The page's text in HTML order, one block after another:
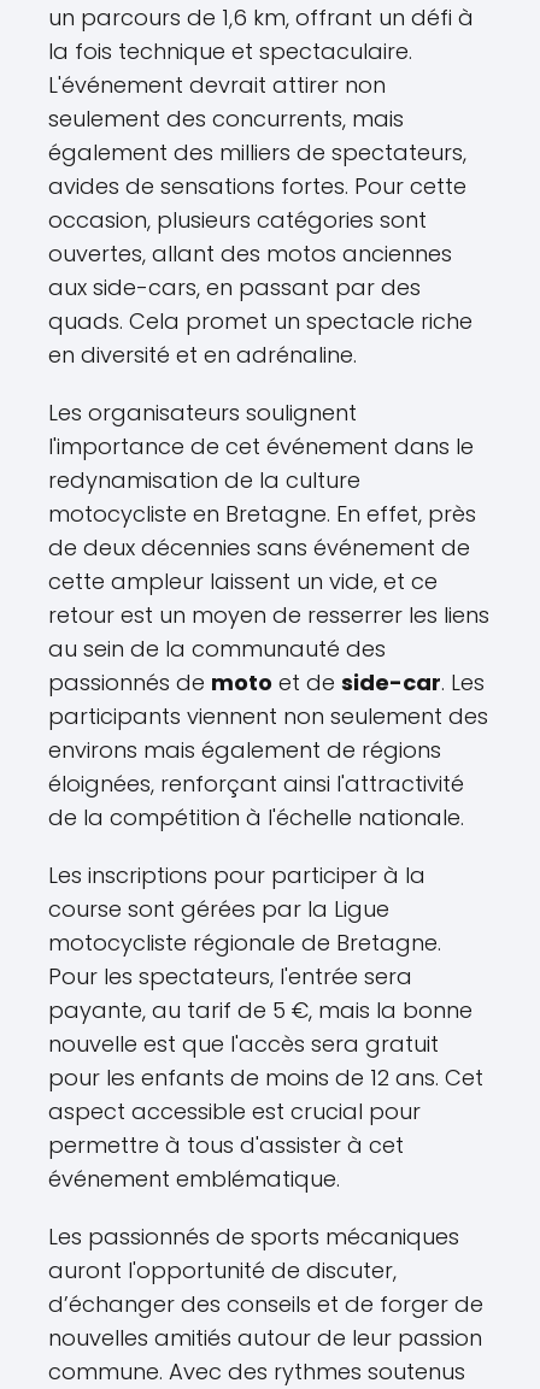
un parcours de 1,6 km, offrant un défi à
la fois technique et spectaculaire.
L'événement devrait attirer non
seulement des concurrents, mais
également des milliers de spectateurs,
avides de sensations fortes. Pour cette
occasion, plusieurs catégories sont
ouvertes, allant des motos anciennes
aux side-cars, en passant par des
quads. Cela promet un spectacle riche
en diversité et en adrénaline.
Les organisateurs soulignent
l'importance de cet événement dans le
redynamisation de la culture
motocycliste en Bretagne. En effet, près
de deux décennies sans événement de
cette ampleur laissent un vide, et ce
retour est un moyen de resserrer les liens
au sein de la communauté des
passionnés de moto et de side-car. Les
participants viennent non seulement des
environs mais également de régions
éloignées, renforçant ainsi l'attractivité
de la compétition à l'échelle nationale.
Les inscriptions pour participer à la
course sont gérées par la Ligue
motocycliste régionale de Bretagne.
Pour les spectateurs, l'entrée sera
payante, au tarif de 5 €, mais la bonne
nouvelle est que l'accès sera gratuit
pour les enfants de moins de 12 ans. Cet
aspect accessible est crucial pour
permettre à tous d'assister à cet
événement emblématique.
Les passionnés de sports mécaniques
auront l'opportunité de discuter,
d’échanger des conseils et de forger de
nouvelles amitiés autour de leur passion
commune. Avec des rythmes soutenus